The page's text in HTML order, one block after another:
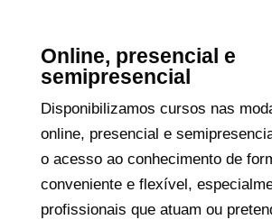
Online, presencial e
semipresencial
Disponibilizamos cursos nas
online, presencial e
o acesso ao conhecimento de
conveniente e flexível,
profissionais que atuam ou